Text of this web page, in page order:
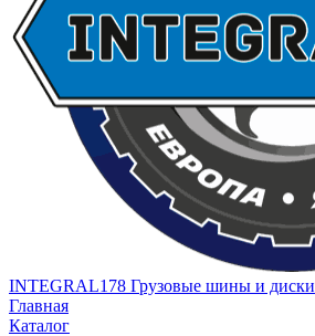
INTEGRAL178 Грузовые шины и диски
Главная
Каталог